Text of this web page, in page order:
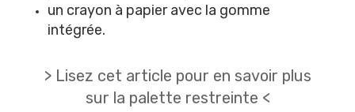
un crayon à papier avec la gomme
intégrée.
> Lisez cet article pour en savoir plus
sur la palette restreinte <